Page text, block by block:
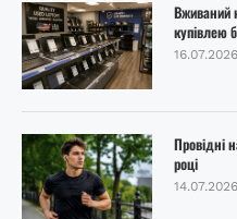
Вживаний
купівлею
16.07.2026
Провідні
році
14.07.2026